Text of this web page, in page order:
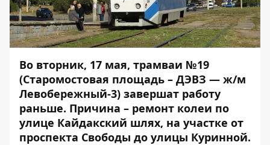
Во вторник, 17 мая, трамваи №19
(Старомостовая площадь – ДЭВЗ — ж/м
Левобережный-3) завершат работу
раньше. Причина – ремонт колеи по
улице Кайдакский шлях, на участке от
проспекта Свободы до улицы Куринной.